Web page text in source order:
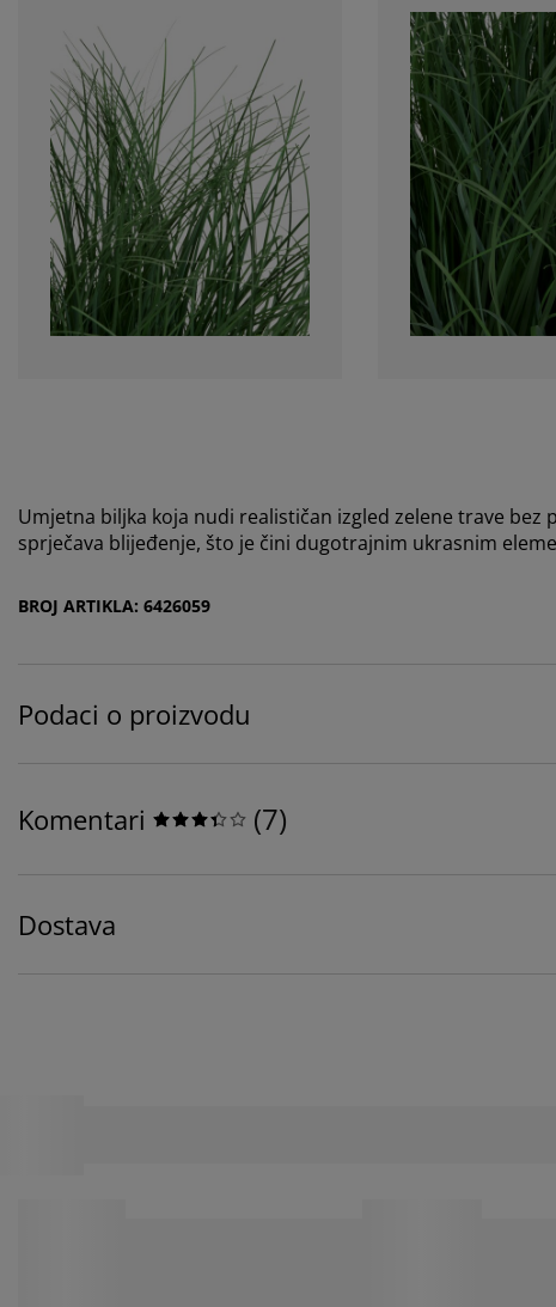
Umjetna biljka koja nudi realističan izgled zelene trave
sprječava blijeđenje, što je čini dugotrajnim ukrasnim
BROJ ARTIKLA: 6426059
Podaci o proizvodu
Komentari (7)
Dostava